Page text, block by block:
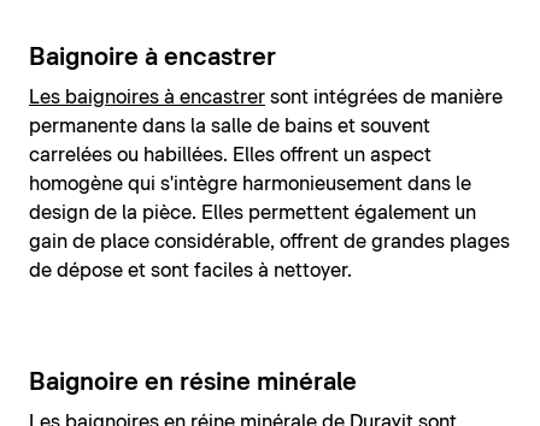
Baignoire à encastrer
Les baignoires à encastrer sont intégrées de manière
permanente dans la salle de bains et souvent
carrelées ou habillées. Elles offrent un aspect
homogène qui s'intègre harmonieusement dans le
design de la pièce. Elles permettent également un
gain de place considérable, offrent de grandes plages
de dépose et sont faciles à nettoyer.
Baignoire en résine minérale